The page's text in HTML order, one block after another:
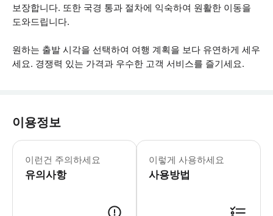
보장합니다. 또한 국경 통과 절차에 익숙하여 원활한 이동을
도와드립니다.
원하는 출발 시각을 선택하여 여행 계획을 보다 유연하게 세우
세요. 경쟁력 있는 가격과 우수한 고객 서비스를 즐기세요.
이용정보
이런건 주의하세요
유의사항
국경을 넘을 때 필요한 모든 여행 서
이렇게 사용하세요
사용방법